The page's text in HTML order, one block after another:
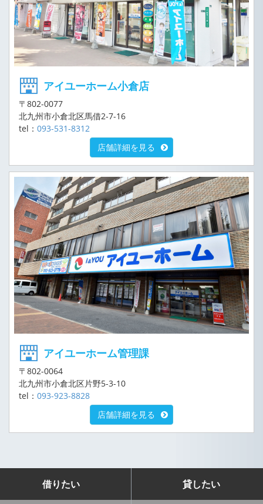
アイユーホーム小倉店
〒802-0077
北九州市小倉北区馬借2-7-16
tel： 093-531-8312
店舗詳細を見る
アイユーホーム管理課
〒802-0064
北九州市小倉北区片野5-3-10
tel： 093-923-8828
店舗詳細を見る
借りたい 貸したい